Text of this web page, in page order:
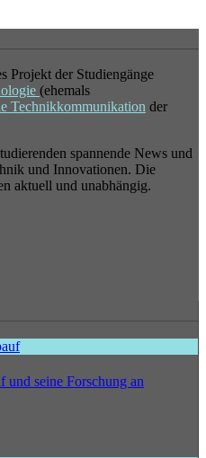
Projekt der Studiengänge
(ehemals
Technikkommunikation der
spannende News und
und Innovationen. Die
aktuell und unabhängig.
und seine Forschung an